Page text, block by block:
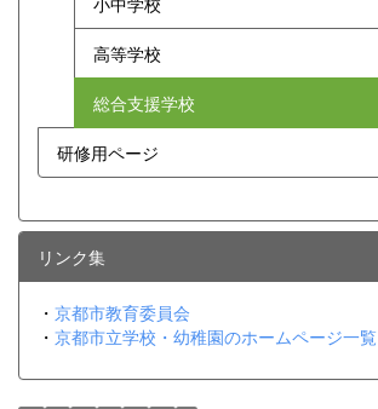
高等学校
総合支援学校
研修用ページ
リンク集
・ 京都市教育委員会
・ 京都市立学校・幼稚園のホームページ一覧